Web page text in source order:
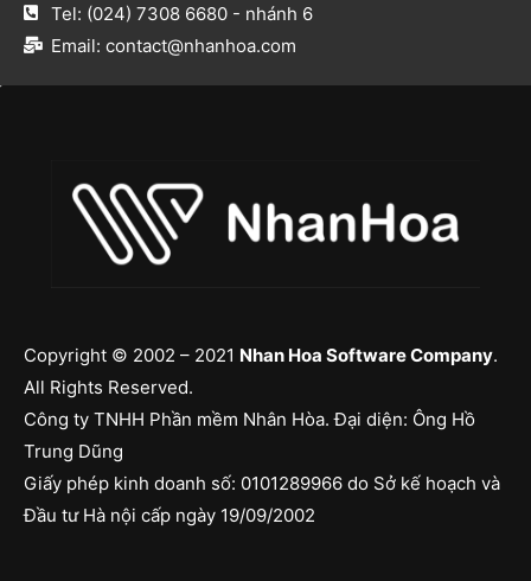
Tel: (024) 7308 6680 - nhánh 6​
Email: contact@nhanhoa.com​
Copyright © 2002 – 2021 Nhan Hoa Software Company.
All Rights Reserved.
Công ty TNHH Phần mềm Nhân Hòa. Đại diện: Ông Hồ
Trung Dũng
Giấy phép kinh doanh số: 0101289966 do Sở kế hoạch và
Đầu tư Hà nội cấp ngày 19/09/2002